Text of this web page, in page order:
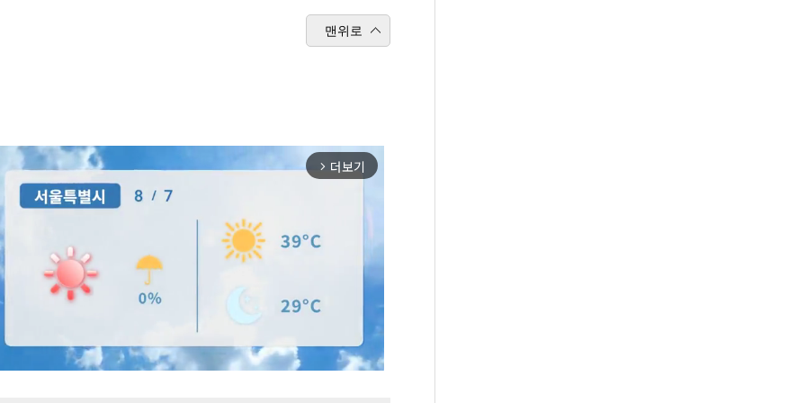
맨위로
arrow_forward_ios 더보기